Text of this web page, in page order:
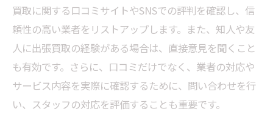
出張買取で手軽にアクセサリーを現金化
買取業者の選び方で差がつく高価買取
アクセサリーの出張買取を埼玉県で成功させる
秘訣
出張買取成功のカギを握る事前準備
埼玉県での出張買取利用者の成功体験
買取に関する口コミサイトやSNSでの評判を確認し、信
頼性の高い業者をリストアップします。また、知人や友
人に出張買取の経験がある場合は、直接意見を聞くこと
も有効です。さらに、口コミだけでなく、業者の対応や
サービス内容を実際に確認するために、問い合わせを行
い、スタッフの対応を評価することも重要です。